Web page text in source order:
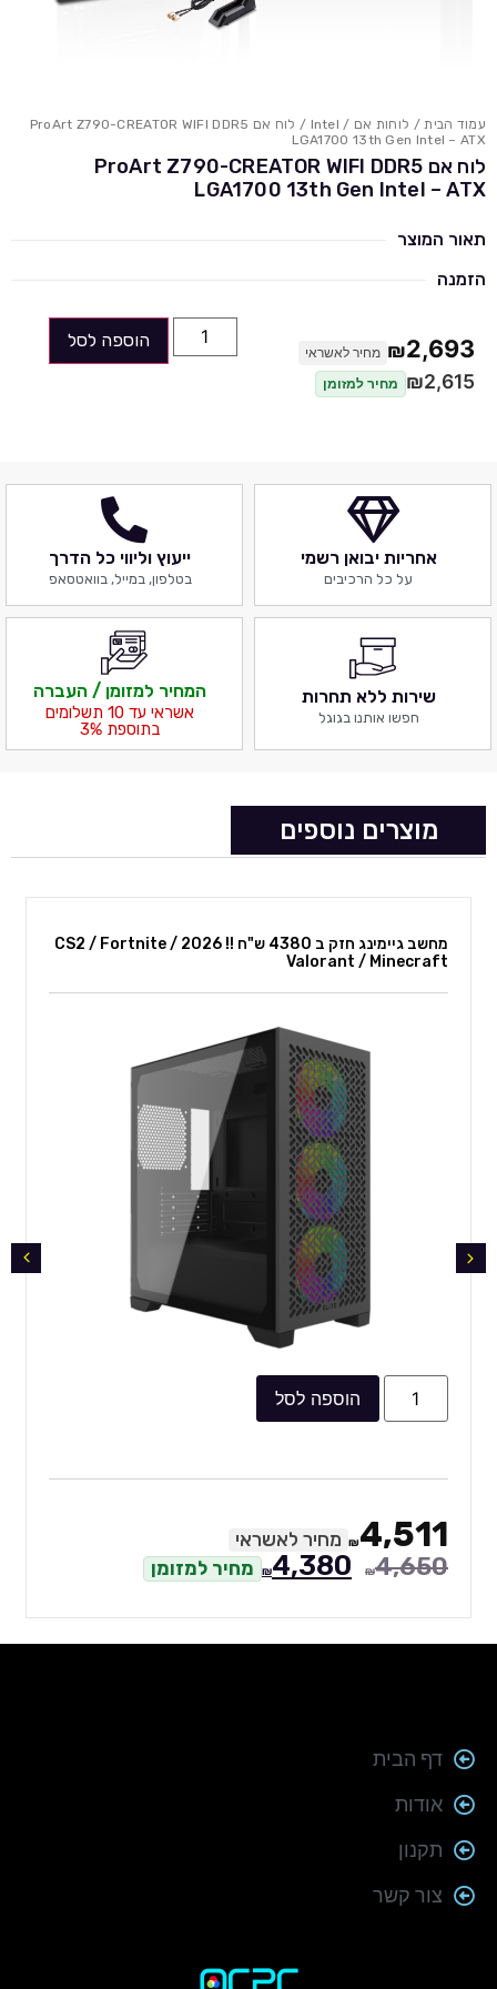
עמוד הבית/ לוחות אם /
Intel
/ לוח אם ProArt Z790-CREATOR WIFI DDR5
LGA1700 13th Gen Intel – ATX
לוח אם ProArt Z790-CREATOR WIFI DDR5
LGA1700 13th Gen Intel – ATX
תאור המוצר
הזמנה
₪2,693 מחיר לאשראי
₪2,615 מחיר למזומן
הוספה לסל
אחריות יבואן רשמי
על כל הרכיבים
ייעוץ וליווי כל הדרך
בטלפון, במייל, בוואטסאפ
שירות ללא תחרות
חפשו אותנו בגוגל
המחיר למזומן / העברה
אשראי עד 10 תשלומים
בתוספת 3%
מוצרים נוספים
מחשב גיימינג חזק ב 4380 ש"ח !! 2026 CS2 / Fortnite /
Valorant / Minecraft
הוספה לסל
₪4,511 מחיר לאשראי
₪4,650
₪4,380 מחיר למזומן
דף הבית
אודות
תקנון
צור קשר